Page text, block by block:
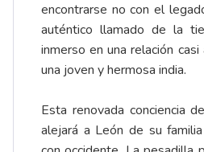
encontrarse no con el
auténtico llamado de la
inmerso en una relación casi
una joven y hermosa india.
Esta renovada conciencia
alejará a León de su